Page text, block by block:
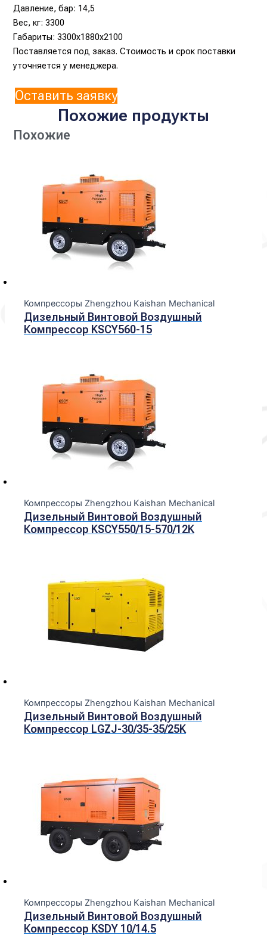
Давление, бар: 14,5
Вес, кг: 3300
Габариты: 3300x1880x2100
Поставляется под заказ. Стоимость и срок поставки
уточняется у менеджера.
Оставить заявку
Похожие продукты
Похожие
Компрессоры Zhengzhou Kaishan Mechanical
Дизельный Винтовой Воздушный
Компрессор KSCY560-15
Компрессоры Zhengzhou Kaishan Mechanical
Дизельный Винтовой Воздушный
Компрессор KSCY550/15-570/12K
Компрессоры Zhengzhou Kaishan Mechanical
Дизельный Винтовой Воздушный
Компрессор LGZJ-30/35-35/25K
Компрессоры Zhengzhou Kaishan Mechanical
Дизельный Винтовой Воздушный
Компрессор KSDY 10/14.5